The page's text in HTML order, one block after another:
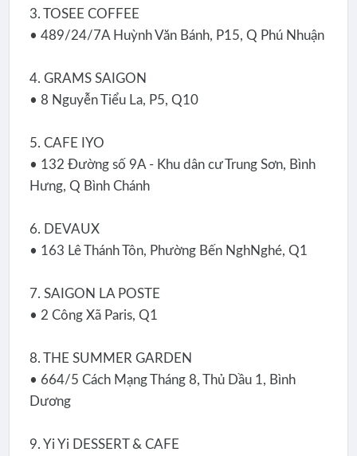
3. TOSEE COFFEE
• 489/24/7A Huỳnh Văn Bánh, P15, Q Phú Nhuận
4. GRAMS SAIGON
• 8 Nguyễn Tiểu La, P5, Q10
5. CAFE IYO
• 132 Đường số 9A - Khu dân cư Trung Sơn, Bình
Hưng, Q Bình Chánh
6. DEVAUX
• 163 Lê Thánh Tôn, Phường Bến NghNghé, Q1
7. SAIGON LA POSTE
• 2 Công Xã Paris, Q1
8. THE SUMMER GARDEN
• 664/5 Cách Mạng Tháng 8, Thủ Dầu 1, Bình
Dương
9. Yi Yi DESSERT & CAFE